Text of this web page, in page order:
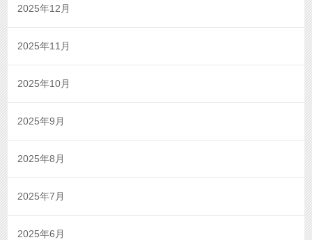
2025年12月
2025年11月
2025年10月
2025年9月
2025年8月
2025年7月
2025年6月